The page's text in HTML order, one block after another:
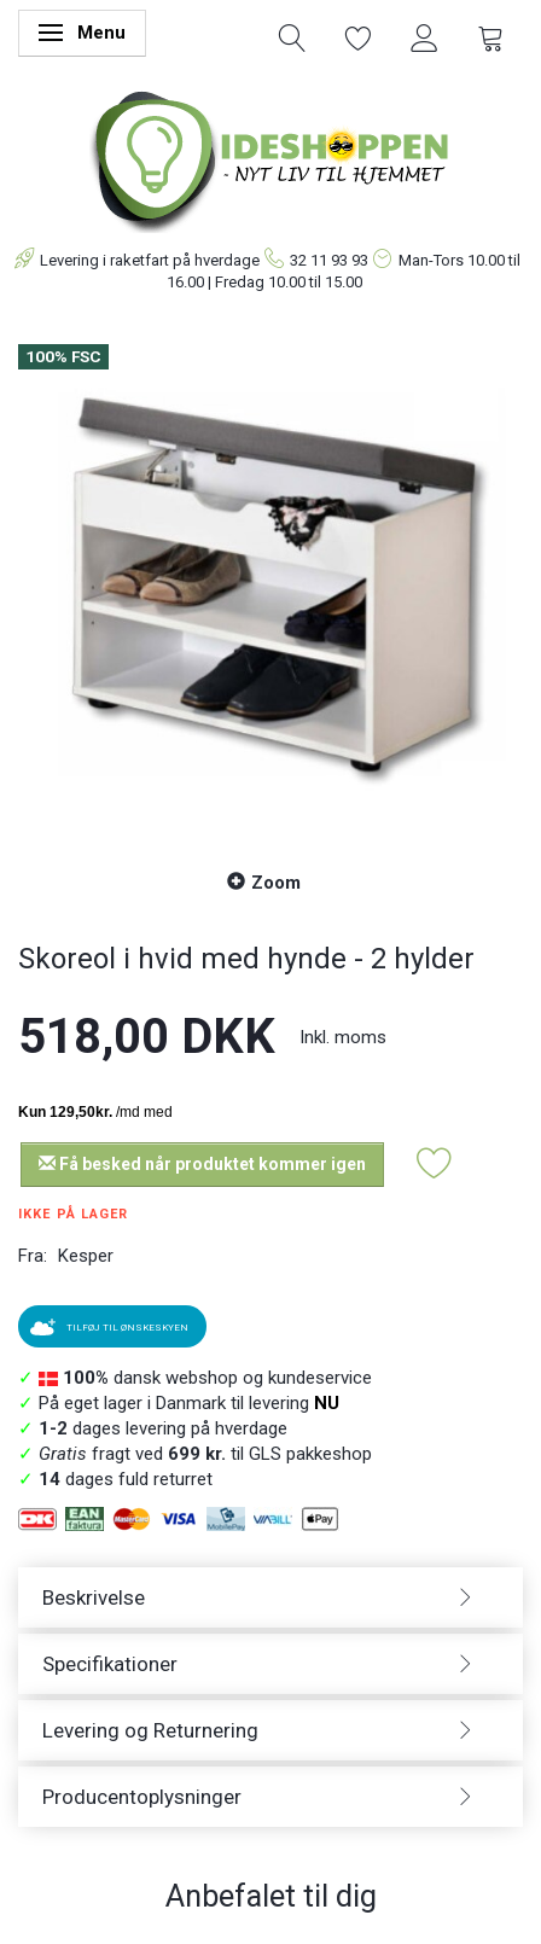
Skifte navigation
Menu
Levering i raketfart på hverdage 32 11 93 93 Man-Tors 10.00 til
16.00 | Fredag 10.00 til 15.00
100% FSC
Zoom
Skoreol i hvid med hynde - 2 hylder
518,00 DKK Inkl. moms
Få besked når produktet kommer igen
IKKE PÅ LAGER
Fra: Kesper
TILFØJ TIL ØNSKESKYEN
✓ 100% dansk webshop og kundeservice
✓ På eget lager i Danmark til levering NU
✓ 1-2 dages levering på hverdage
✓ Gratis fragt ved 699 kr. til GLS pakkeshop
✓ 14 dages fuld returret
Beskrivelse
Specifikationer
Levering og Returnering
Producentoplysninger
Anbefalet til dig